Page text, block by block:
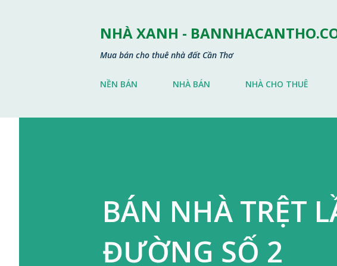
NHÀ XANH -
Mua bán cho thuê nhà đất Cần Thơ
NỀN BÁN NHÀ BÁN NHÀ CHO THUÊ
BÁN NHÀ TRỆT
ĐƯỜNG SỐ 2